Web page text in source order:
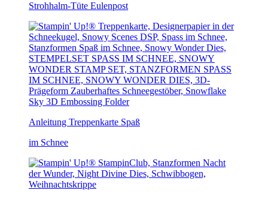
Strohhalm-Tüte Eulenpost
Anleitung Treppenkarte Spaß
im Schnee